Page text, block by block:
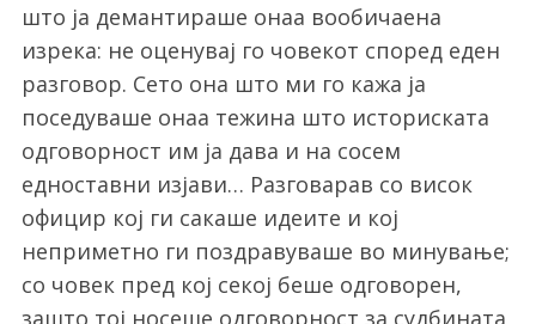
што ја демантираше онаа вообичаена
изрека: не оценувај го човекот според еден
разговор. Сето она што ми го кажа ја
поседуваше онаа тежина што историската
одговорност им ја дава и на сосем
едноставни изјави… Разговарав со висок
официр кој ги сакаше идеите и кој
неприметно ги поздравуваше во минување;
со човек пред кој секој беше одговорен,